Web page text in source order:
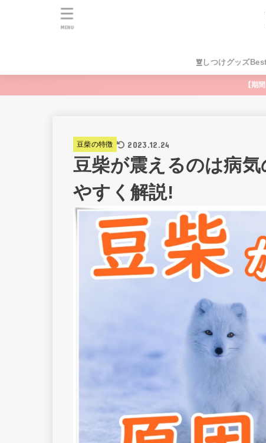
しつけグッズ
MENU
【期
豆柴の特徴 2023.12.24
豆柴が震えるのは病
やすく解説!